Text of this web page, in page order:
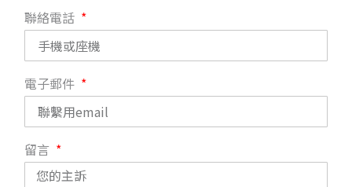
聯絡電話
電子郵件
留言